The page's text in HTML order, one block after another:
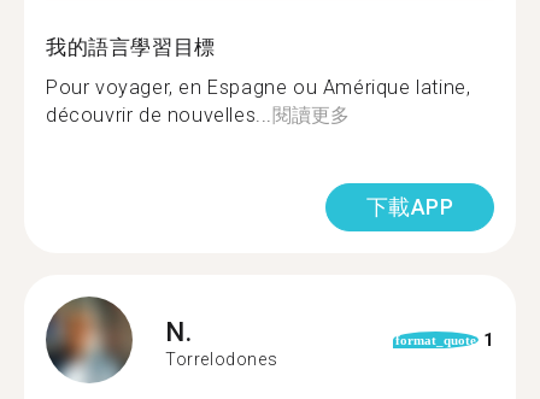
我的語言學習目標
Pour voyager, en Espagne ou Amérique latine,
découvrir de nouvelles...閱讀更多
下載APP
N.
Torrelodones
format_quote 1